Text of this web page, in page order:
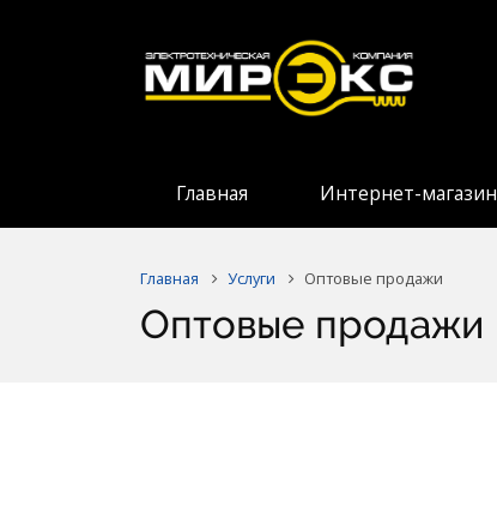
Главная Интернет-магазин
Главная Услуги Оптовые продажи
Оптовые продажи